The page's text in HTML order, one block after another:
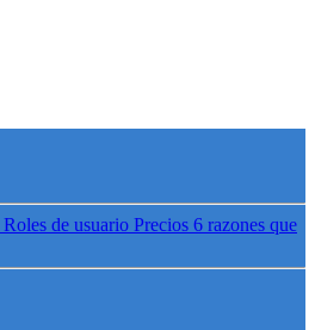
Roles de usuario Precios 6 razones que